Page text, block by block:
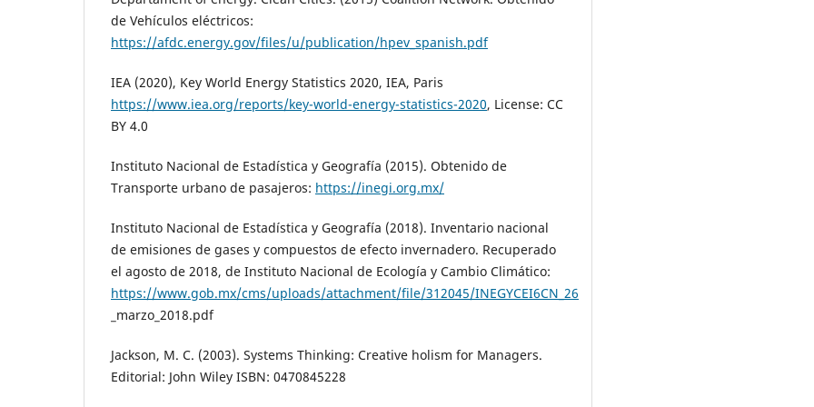
de Vehículos eléctricos:
https://afdc.energy.gov/files/u/publication/hpev_spanish.pdf
IEA (2020), Key World Energy Statistics 2020, IEA, Paris
https://www.iea.org/reports/key-world-energy-statistics-2020, License: CC
BY 4.0
Instituto Nacional de Estadística y Geografía (2015). Obtenido de
Transporte urbano de pasajeros: https://inegi.org.mx/
Instituto Nacional de Estadística y Geografía (2018). Inventario nacional
de emisiones de gases y compuestos de efecto invernadero. Recuperado
el agosto de 2018, de Instituto Nacional de Ecología y Cambio Climático:
https://www.gob.mx/cms/uploads/attachment/file/312045/INEGYCEI6CN_26
_marzo_2018.pdf
Jackson, M. C. (2003). Systems Thinking: Creative holism for Managers.
Editorial: John Wiley ISBN: 0470845228